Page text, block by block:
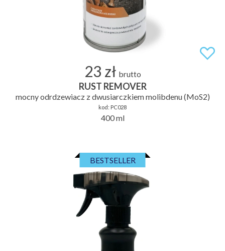
23 zł brutto
RUST REMOVER
mocny odrdzewiacz z dwusiarczkiem molibdenu (MoS2)
kod: PC028
400 ml
BESTSELLER